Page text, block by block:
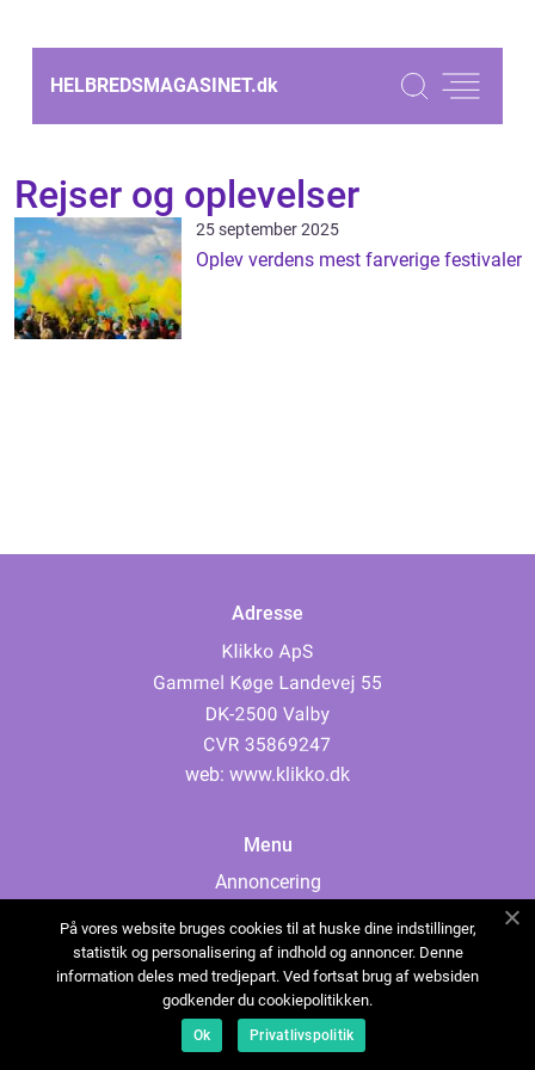
HELBREDSMAGASINET.dk
Rejser og oplevelser
25 september 2025
Oplev verdens mest farverige festivaler
Adresse
web: www.klikko.dk
Menu
Annoncering
Cookies
Kontakt os
Sitemap
På vores website bruges cookies til at huske dine indstillinger,
statistik og personalisering af indhold og annoncer. Denne
information deles med tredjepart. Ved fortsat brug af websiden
godkender du cookiepolitikken.
Ok Privatlivspolitik